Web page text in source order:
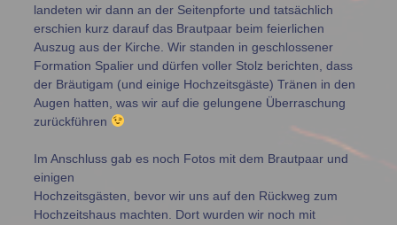
landeten wir dann an der Seitenpforte und tatsächlich
erschien kurz darauf das Brautpaar beim feierlichen
Auszug aus der Kirche. Wir standen in geschlossener
Formation Spalier und dürfen voller Stolz berichten, dass
der Bräutigam (und einige Hochzeitsgäste) Tränen in den
Augen hatten, was wir auf die gelungene Überraschung
zurückführen
Im Anschluss gab es noch Fotos mit dem Brautpaar und
einigen
Hochzeitsgästen, bevor wir uns auf den Rückweg zum
Hochzeitshaus machten. Dort wurden wir noch mit